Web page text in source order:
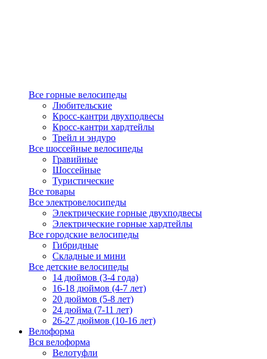
Все горные велосипеды
Любительские
Кросс-кантри двухподвесы
Кросс-кантри хардтейлы
Трейл и эндуро
Все шоссейные велосипеды
Гравийные
Шоссейные
Туристические
Все товары
Все электровелосипеды
Электрические горные двухподвесы
Электрические горные хардтейлы
Все городские велосипеды
Гибридные
Складные и мини
Все детские велосипеды
14 дюймов (3-4 года)
16-18 дюймов (4-7 лет)
20 дюймов (5-8 лет)
24 дюйма (7-11 лет)
26-27 дюймов (10-16 лет)
Велоформа
Вся велоформа
Велотуфли